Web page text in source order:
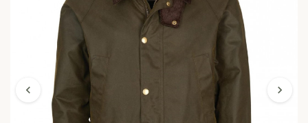
chevron_left chevron_right